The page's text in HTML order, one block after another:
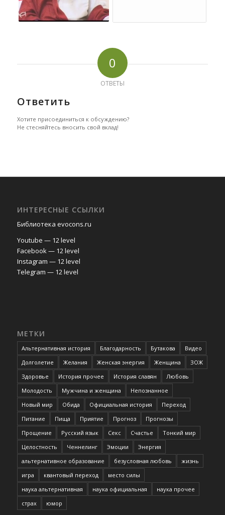
0
ОТВЕТЫ
Ответить
Хотите присоединиться к обсуждению?
Не стесняйтесь вносить свой вклад!
ИНТЕРЕСНЫЕ ССЫЛКИ
Библиотека evocons.ru
Youtube — 12 level
Facebook — 12 level
Instagram — 12 level
Telegram — 12 level
МЕТКИ
Альтернативная история Благодарность Бутакова
Видео
Долголетие
Желания Женская энергия Женщина
ЗОЖ
Здоровье
История прочее История славян
Любовь
Молодость
Мужчина и женщина
Непознанное
Новый мир
Обида Официальная история
Переход
Питание
Пища Приятие Прогноз
Прогнозы
Прощение
Русский язык Секс Счастье
Тонкий мир
Целостность
Ченнелинг Эмоции
Энергия
альтернативное образование
безусловная любовь
жизнь
игра
квантовый переход
место силы
наука альтернативная
наука официальная
наука прочее
страх
юмор